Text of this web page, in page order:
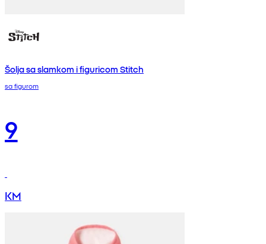
Šolja sa slamkom i figuricom Stitch
sa figurom
9
KM